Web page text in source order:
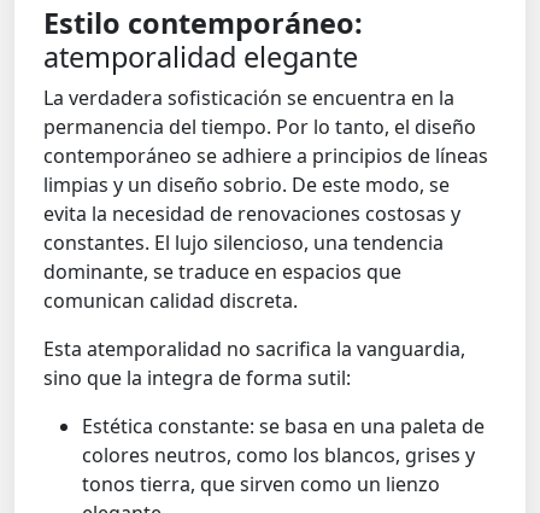
Estilo contemporáneo:
atemporalidad elegante
La verdadera sofisticación se encuentra en la
permanencia del tiempo. Por lo tanto, el diseño
contemporáneo se adhiere a principios de líneas
limpias y un diseño sobrio. De este modo, se
evita la necesidad de renovaciones costosas y
constantes. El lujo silencioso, una tendencia
dominante, se traduce en espacios que
comunican calidad discreta.
Esta atemporalidad no sacrifica la vanguardia,
sino que la integra de forma sutil:
Estética constante: se basa en una paleta de
colores neutros, como los blancos, grises y
tonos tierra, que sirven como un lienzo